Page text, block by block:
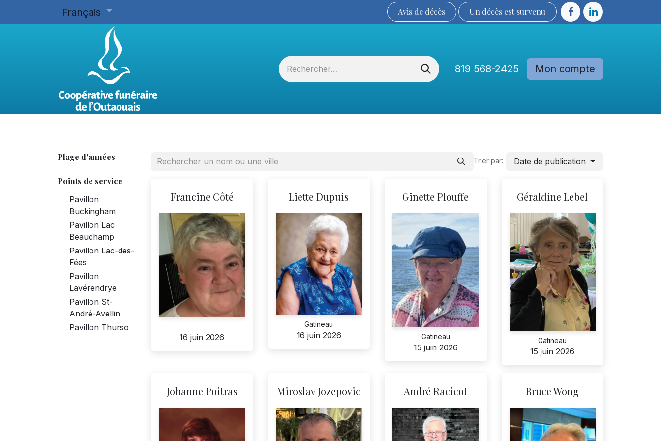
Français Avis de décès Un décès est sur​​​​​​​​ve​nu​​​​​​​​​​
819 568-2425 Mon compte
Plage d'années
Points de service
Pavillon
Buckingham
Pavillon Lac
Beauchamp
Pavillon Lac-des-
Fées
Pavillon
Lavérendrye
Pavillon St-
André-Avellin
Pavillon Thurso
Trier par: Date de publication
Francine Côté
16 juin 2026
Liette Dupuis
Gatineau
16 juin 2026
Ginette Plouffe
Gatineau
15 juin 2026
Géraldine Lebel
Gatineau
15 juin 2026
Johanne Poitras Miroslav Jozepovic André Racicot Bruce Wong